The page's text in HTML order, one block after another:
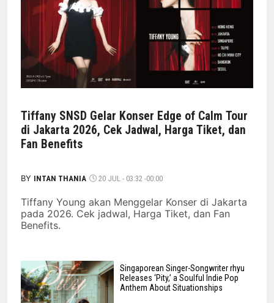
Tiffany SNSD Gelar Konser Edge of Calm Tour
di Jakarta 2026, Cek Jadwal, Harga Tiket, dan
Fan Benefits
BY INTAN THANIA 20 JUL - 03:32 -00:00
Tiffany Young akan Menggelar Konser di Jakarta
pada 2026. Cek jadwal, Harga Tiket, dan Fan
Benefits.
Singaporean Singer-Songwriter rhyu
Releases ‘Pity,’ a Soulful Indie Pop
Anthem About Situationships